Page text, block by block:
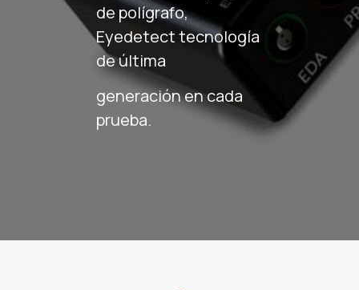
de polígrafo,
Eyedetect tecnología
de última
generación en cada
prueba.